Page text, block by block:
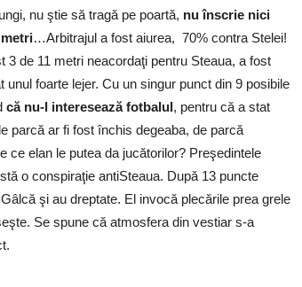
nu ştie să tragă pe poartă, nu înscrie nici
…Arbitrajul a fost aiurea, 70% contra Stelei!
3 de 11 metri neacordaţi pentru Steaua, a fost
unul foarte lejer. Cu un singur punct din 9 posibile
că nu-l interesează fotbalul, pentru că a stat
parcă ar fi fost închis degeaba, de parcă
elan le putea da jucătorilor? Preşedintele
o conspiraţie antiSteaua. După 13 puncte
şi au dreptate. El invocă plecările prea grele
Se spune că atmosfera din vestiar s-a